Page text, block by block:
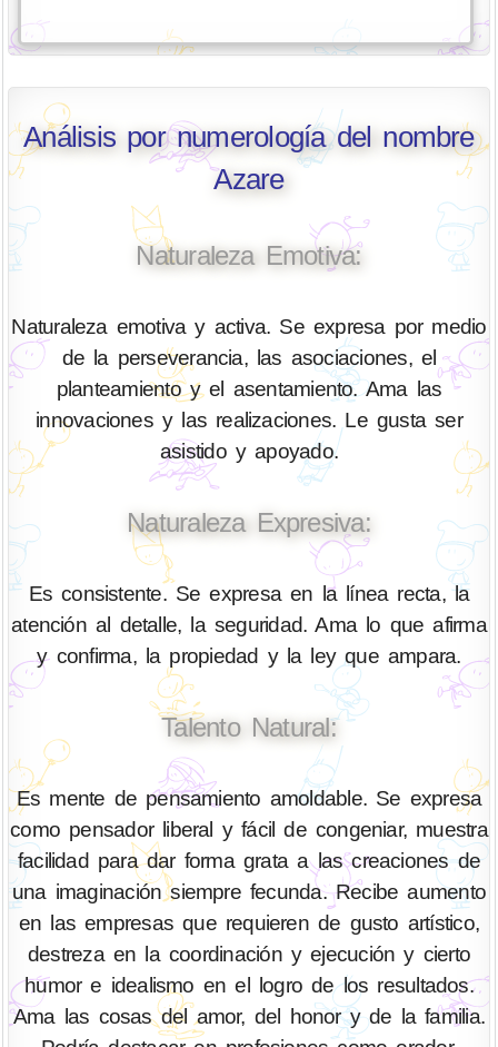
Análisis por numerología del nombre
Azare
Naturaleza Emotiva:
Naturaleza emotiva y activa. Se expresa por medio
de la perseverancia, las asociaciones, el
planteamiento y el asentamiento. Ama las
innovaciones y las realizaciones. Le gusta ser
asistido y apoyado.
Naturaleza Expresiva:
Es consistente. Se expresa en la línea recta, la
atención al detalle, la seguridad. Ama lo que afirma
y confirma, la propiedad y la ley que ampara.
Talento Natural:
Es mente de pensamiento amoldable. Se expresa
como pensador liberal y fácil de congeniar, muestra
facilidad para dar forma grata a las creaciones de
una imaginación siempre fecunda. Recibe aumento
en las empresas que requieren de gusto artístico,
destreza en la coordinación y ejecución y cierto
humor e idealismo en el logro de los resultados.
Ama las cosas del amor, del honor y de la familia.